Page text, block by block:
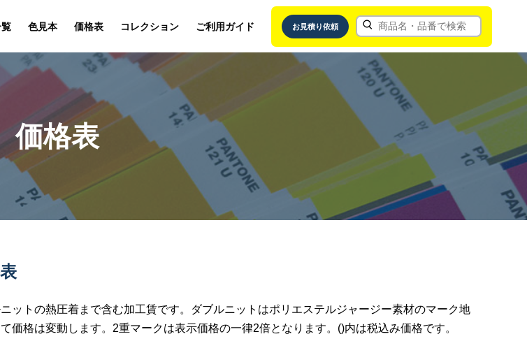
色見本 価格表 コレクション ご利用ガイド お見積り依頼
価格表
ットの熱圧着まで含む加工賃です。ダブルニットはポリエステルジャージー素材のマーク地
価格は変動します。2重マークは表示価格の一律2倍となります。()内は税込み価格です。